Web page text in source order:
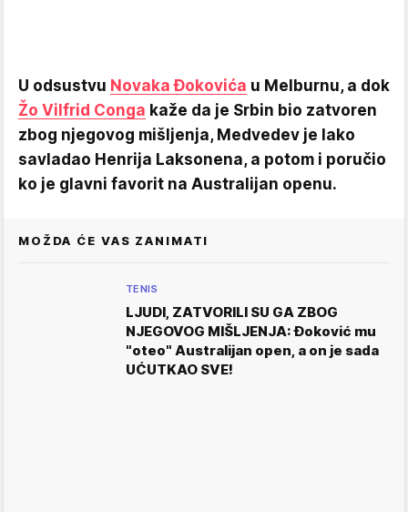
U odsustvu Novaka Đokovića u Melburnu, a dok
Žo Vilfrid Conga kaže da je Srbin bio zatvoren
zbog njegovog mišljenja, Medvedev je lako
savladao Henrija Laksonena, a potom i poručio
ko je glavni favorit na Australijan openu.
MOŽDA ĆE VAS ZANIMATI
TENIS
LJUDI, ZATVORILI SU GA ZBOG
NJEGOVOG MIŠLJENJA: Đoković mu
"oteo" Australijan open, a on je sada
UĆUTKAO SVE!